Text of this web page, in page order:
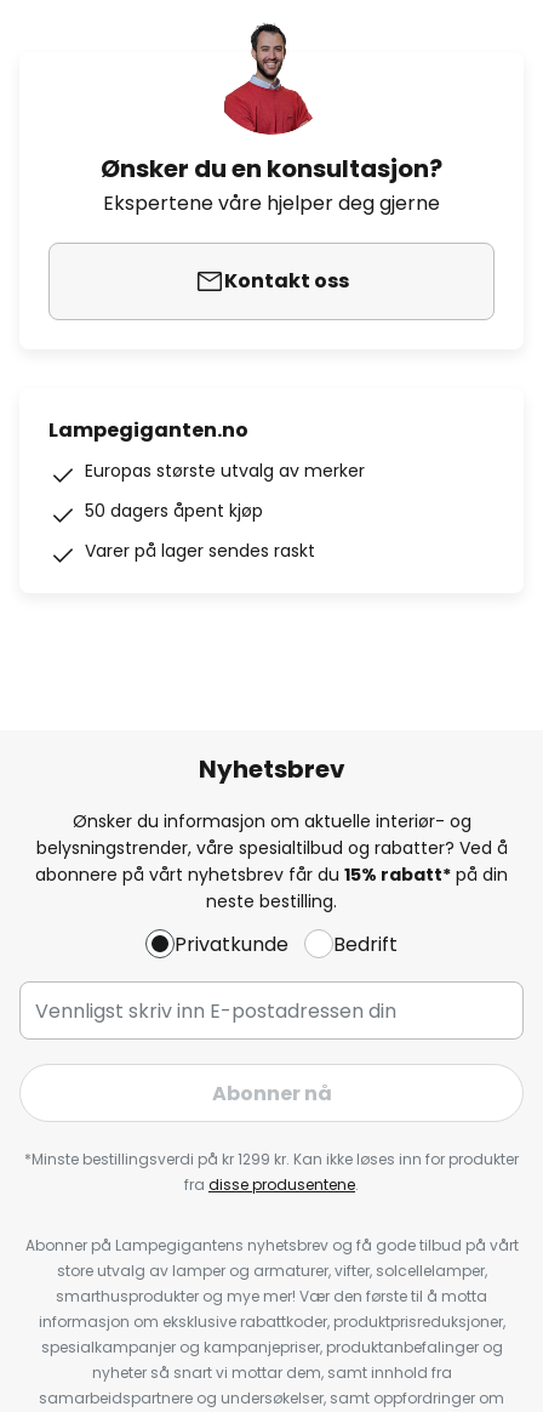
Ønsker du en konsultasjon?
Ekspertene våre hjelper deg gjerne
Kontakt oss
Lampegiganten.no
Europas største utvalg av merker
50 dagers åpent kjøp
Varer på lager sendes raskt
Nyhetsbrev
Ønsker du informasjon om aktuelle interiør- og
belysningstrender, våre spesialtilbud og rabatter? Ved å
abonnere på vårt nyhetsbrev får du 15% rabatt* på din
neste bestilling.
Privatkunde Bedrift
Abonner nå
*Minste bestillingsverdi på kr 1299 kr. Kan ikke løses inn for produkter
fra disse produsentene.
Abonner på Lampegigantens nyhetsbrev og få gode tilbud på vårt
store utvalg av lamper og armaturer, vifter, solcellelamper,
smarthusprodukter og mye mer! Vær den første til å motta
informasjon om eksklusive rabattkoder, produktprisreduksjoner,
spesialkampanjer og kampanjepriser, produktanbefalinger og
nyheter så snart vi mottar dem, samt innhold fra
samarbeidspartnere og undersøkelser, samt oppfordringer om